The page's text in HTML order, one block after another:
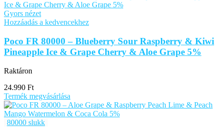
Gyors nézet
Hozzáadás a kedvencekhez
Poco FR 80000 – Blueberry Sour Raspberry & Kiwi
Pineapple Ice & Grape Cherry & Aloe Grape 5%
Raktáron
24.990 Ft
Termék megvásárlása
80000 slukk